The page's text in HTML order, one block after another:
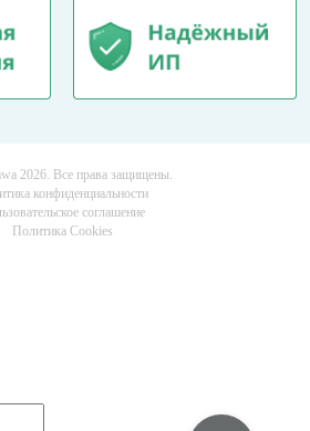
2026. Все права защищены.
конфиденциальности
соглашение
Политика Cookies